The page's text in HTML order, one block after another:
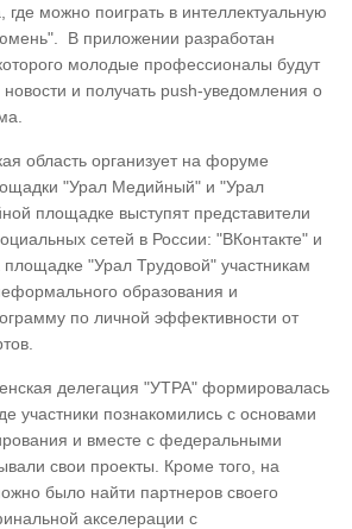
где можно поиграть в интеллектуальную
В приложении разработан
молодые профессионалы будут
новости и получать push-уведомления о
область организует на форуме
"Урал Медийный" и "Урал
площадке выступят представители
сетей в России: "ВКонтакте" и
"Урал Трудовой" участникам
образования и
по личной эффективности от
делегация "УТРА" формировалась
участники познакомились с основами
и вместе с федеральными
свои проекты. Кроме того, на
было найти партнеров своего
акселерации с